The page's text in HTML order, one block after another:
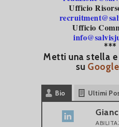
Ufficio
Ufficio
***
Metti una stella
su
Bio Ultimi